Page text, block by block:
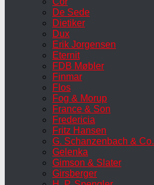
De Sede
Dietiker
Dux
Erik Jorgensen
Eternit
FDB Møbler
Finmar
Flos
Fog & Morup
France & Son
Fredericia
Fritz Hansen
G. Schanzenbach & Co.
Gelenka
Gimson & Slater
Girsberger